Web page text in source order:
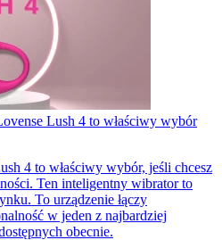
Lush 4 to właściwy wybór
4 to właściwy wybór, jeśli chcesz
Ten inteligentny wibrator to
To urządzenie łączy
w jeden z najbardziej
obecnie.